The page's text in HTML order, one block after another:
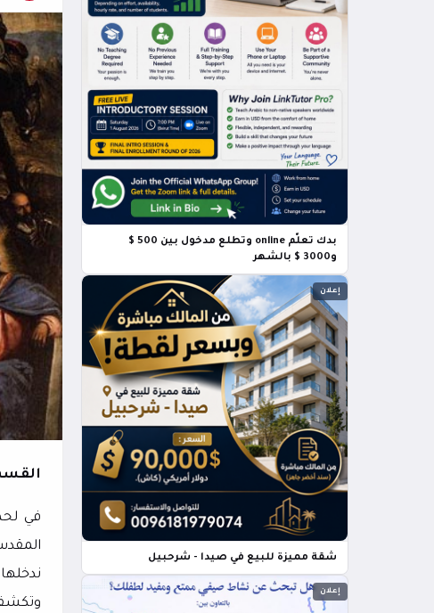
بدك تعلّم online وتطلع مدخول بين 500 $
و3000 $ بالشهر
إعلان
شقة مميزة للبيع في صيدا - شرحبيل
إعلان
في